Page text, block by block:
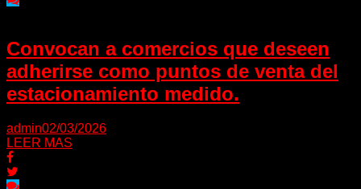
Convocan a comercios que deseen
adherirse como puntos de venta del
estacionamiento medido.
admin02/03/2026
LEER MAS